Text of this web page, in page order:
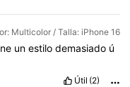
Multicolor / Talla: iPhone 16
un estilo demasiado ú
Útil (2)